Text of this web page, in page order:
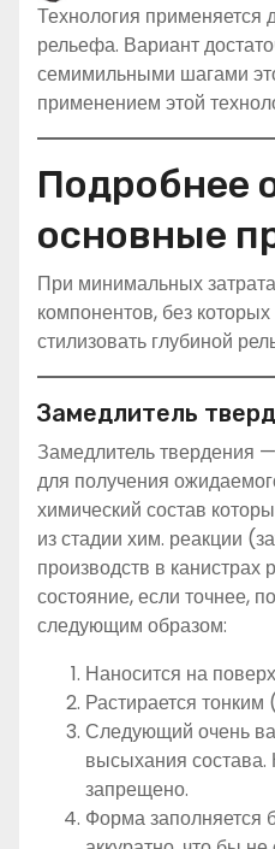
Технология применяется
рельефа. Вариант
семимильными шагами
применением этой
Подробнее
основные
При минимальных
компонентов, без
стилизовать глубиной
Замедлитель
Замедлитель твердения
для получения
химический состав
из стадии хим. реакции
производств в канистрах
состояние, если точнее,
следующим образом:
Наносится на
Растирается
Следующий очень
высыхания состава.
запрещено.
Форма заполняется